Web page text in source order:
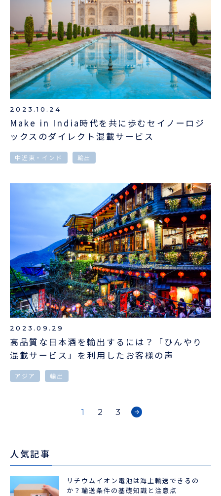
2023.10.24
Make in India時代を共に歩むセイノーロジ
ックスのダイレクト混載サービス
中近東・インド 輸出
2023.09.29
高品質な日本酒を輸出するには？「ひんやり
混載サービス」を利用したお客様の声
アジア 輸出
1 2 3
人気記事
リチウムイオン電池は海上輸送できるの
か？輸送条件の基礎知識と注意点